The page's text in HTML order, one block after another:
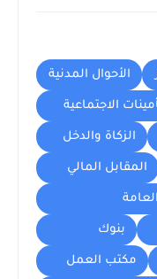
الأحوال المدنية
الاجتماعية
الزكاة والدخل
المقابل المالي
العامة
بنوك
مكتب العمل